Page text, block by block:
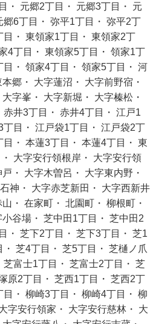
・ 元郷2丁目・ 元郷3丁目・ 元
6丁目・ 弥平1丁目・ 弥平2丁
目・ 東領家1丁目・ 東領家2丁
4丁目・ 東領家5丁目・ 領家1丁
目・ 領家4丁目・ 領家5丁目・ 河
郷・ 大字蓮沼・ 大字前野宿・
字峯・ 大字新堀・ 大字榛松・
井3丁目・ 赤井4丁目・ 江戸1
目・ 江戸袋1丁目・ 江戸袋2丁
目・ 本蓮3丁目・ 本蓮4丁目・ 東
大字安行領根岸・ 大字安行領
・ 大字木曽呂・ 大字東内野・
神・ 大字赤芝新田・ 大字西新井
・ 在家町・ 北園町・ 柳根町・
谷場・ 芝中田1丁目・ 芝中田2
・ 芝下2丁目・ 芝下3丁目・ 芝1
芝4丁目・ 芝5丁目・ 芝樋ノ爪
富士1丁目・ 芝富士2丁目・ 芝
原2丁目・ 芝西1丁目・ 芝西2丁
目・ 柳崎3丁目・ 柳崎4丁目・ 柳
字安行領家・ 大字安行慈林・ 大